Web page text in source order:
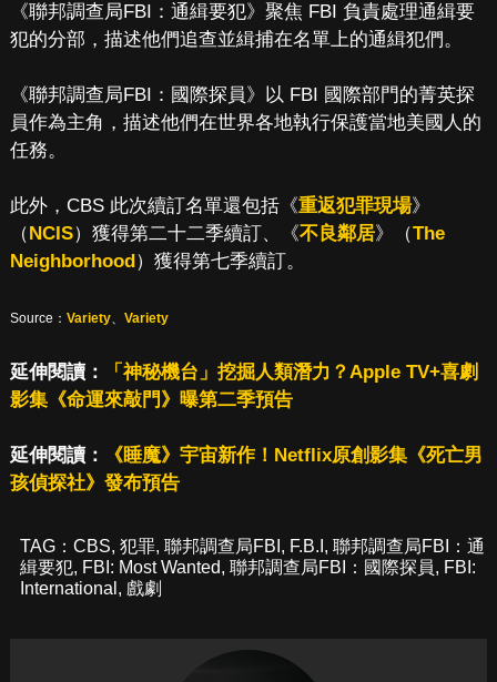
《聯邦調查局FBI：通緝要犯》聚焦 FBI 負責處理通緝要
犯的分部，描述他們追查並緝捕在名單上的通緝犯們。
《聯邦調查局FBI：國際探員》以 FBI 國際部門的菁英探
員作為主角，描述他們在世界各地執行保護當地美國人的
任務。
此外，CBS 此次續訂名單還包括《重返犯罪現場》
（ NCIS）獲得第二十二季續訂、《不良鄰居》（The
Neighborhood ）獲得第七季續訂。
Source： Variety、 Variety
延伸閱讀：
「神秘機台」挖掘人類潛力？Apple TV+喜劇
影集《命運來敲門》曝第二季預告
延伸閱讀：
《睡魔》宇宙新作！Netflix原創影集《死亡男
孩偵探社》發布預告
TAG： CBS, 犯罪, 聯邦調查局FBI , F.B.I , 聯邦調查局FBI：通
緝要犯, FBI: Most Wanted, 聯邦調查局FBI：國際探員, FBI:
International , 戲劇